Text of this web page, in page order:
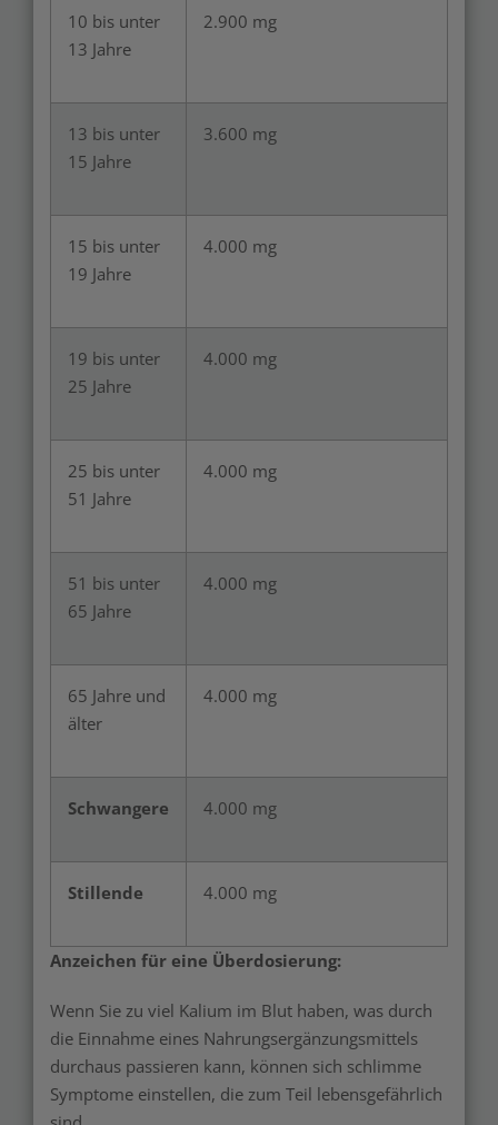
10 bis unter
13 Jahre
2.900 mg
13 bis unter
15 Jahre
3.600 mg
15 bis unter
19 Jahre
4.000 mg
19 bis unter
25 Jahre
4.000 mg
25 bis unter
51 Jahre
4.000 mg
51 bis unter
65 Jahre
4.000 mg
65 Jahre und
älter
4.000 mg
Schwangere 4.000 mg
Stillende 4.000 mg
Anzeichen für eine Überdosierung:
Wenn Sie zu viel Kalium im Blut haben, was durch
die Einnahme eines Nahrungsergänzungsmittels
durchaus passieren kann, können sich schlimme
Symptome einstellen, die zum Teil lebensgefährlich